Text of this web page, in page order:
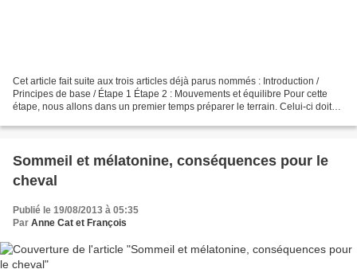
Cet article fait suite aux trois articles déjà parus nommés : Introduction /
Principes de base / Étape 1 Étape 2 : Mouvements et équilibre Pour cette
étape, nous allons dans un premier temps préparer le terrain. Celui-ci doit
Sommeil et mélatonine, conséquences pour le
cheval
Publié le 19/08/2013 à 05:35
Par Anne Cat et François